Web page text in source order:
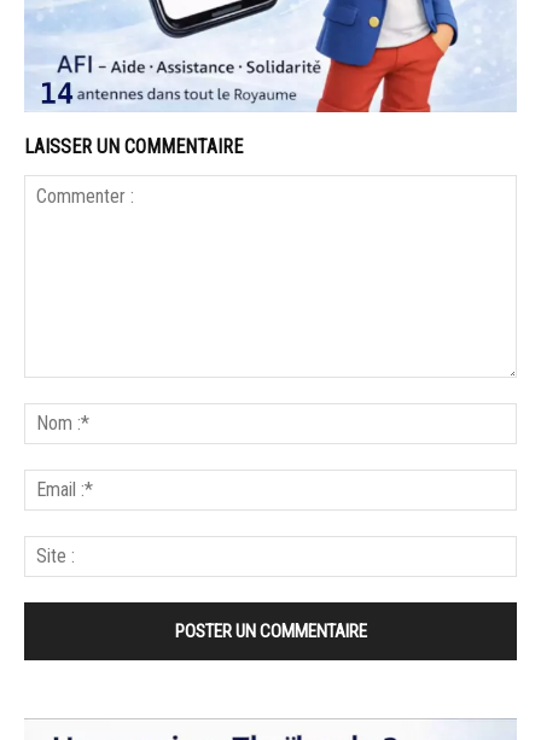
LAISSER UN COMMENTAIRE